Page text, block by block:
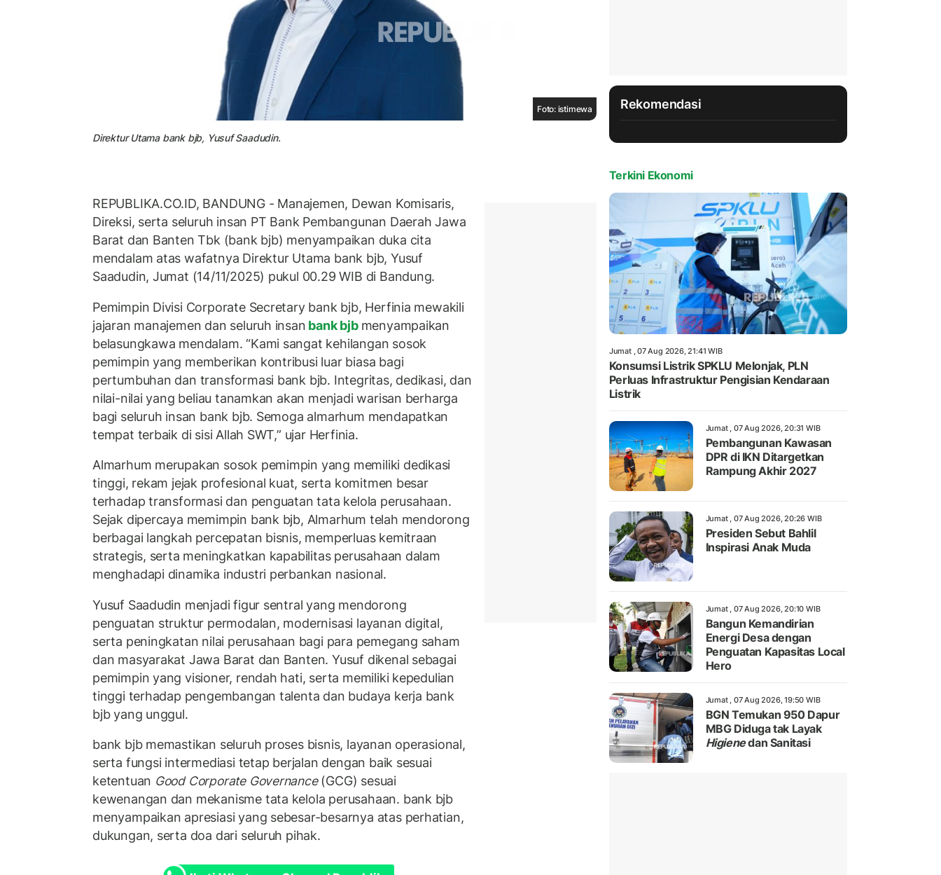
Foto: istimewa
Direktur Utama bank bjb, Yusuf Saadudin.
REPUBLIKA.CO.ID, BANDUNG - Manajemen, Dewan Komisaris,
Direksi, serta seluruh insan PT Bank Pembangunan Daerah Jawa
Barat dan Banten Tbk (bank bjb) menyampaikan duka cita
mendalam atas wafatnya Direktur Utama bank bjb, Yusuf
Saadudin, Jumat (14/11/2025) pukul 00.29 WIB di Bandung.
Pemimpin Divisi Corporate Secretary bank bjb, Herfinia mewakili
jajaran manajemen dan seluruh insan bank bjb menyampaikan
belasungkawa mendalam. “Kami sangat kehilangan sosok
pemimpin yang memberikan kontribusi luar biasa bagi
pertumbuhan dan transformasi bank bjb. Integritas, dedikasi, dan
nilai-nilai yang beliau tanamkan akan menjadi warisan berharga
bagi seluruh insan bank bjb. Semoga almarhum mendapatkan
tempat terbaik di sisi Allah SWT,” ujar Herfinia.
Almarhum merupakan sosok pemimpin yang memiliki dedikasi
tinggi, rekam jejak profesional kuat, serta komitmen besar
terhadap transformasi dan penguatan tata kelola perusahaan.
Sejak dipercaya memimpin bank bjb, Almarhum telah mendorong
berbagai langkah percepatan bisnis, memperluas kemitraan
strategis, serta meningkatkan kapabilitas perusahaan dalam
menghadapi dinamika industri perbankan nasional.
Yusuf Saadudin menjadi figur sentral yang mendorong
penguatan struktur permodalan, modernisasi layanan digital,
serta peningkatan nilai perusahaan bagi para pemegang saham
dan masyarakat Jawa Barat dan Banten. Yusuf dikenal sebagai
pemimpin yang visioner, rendah hati, serta memiliki kepedulian
tinggi terhadap pengembangan talenta dan budaya kerja bank
bjb yang unggul.
bank bjb memastikan seluruh proses bisnis, layanan operasional,
serta fungsi intermediasi tetap berjalan dengan baik sesuai
ketentuan Good Corporate Governance(GCG) sesuai
kewenangan dan mekanisme tata kelola perusahaan. bank bjb
menyampaikan apresiasi yang sebesar-besarnya atas perhatian,
dukungan, serta doa dari seluruh pihak.
Rekomendasi
Terkini Ekonomi
Jumat , 07 Aug 2026, 21:41 WIB
Konsumsi Listrik SPKLU Melonjak, PLN
Perluas Infrastruktur Pengisian Kendaraan
Listrik
Jumat , 07 Aug 2026, 20:31 WIB
Pembangunan Kawasan
DPR di IKN Ditargetkan
Rampung Akhir 2027
Jumat , 07 Aug 2026, 20:26 WIB
Presiden Sebut Bahlil
Inspirasi Anak Muda
Jumat , 07 Aug 2026, 20:10 WIB
Bangun Kemandirian
Energi Desa dengan
Penguatan Kapasitas Local
Hero
Jumat , 07 Aug 2026, 19:50 WIB
BGN Temukan 950 Dapur
MBG Diduga tak Layak
Higienedan Sanitasi